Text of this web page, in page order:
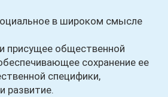
в широком смысле
общественной
сохранение ее
специфики,
развитие.